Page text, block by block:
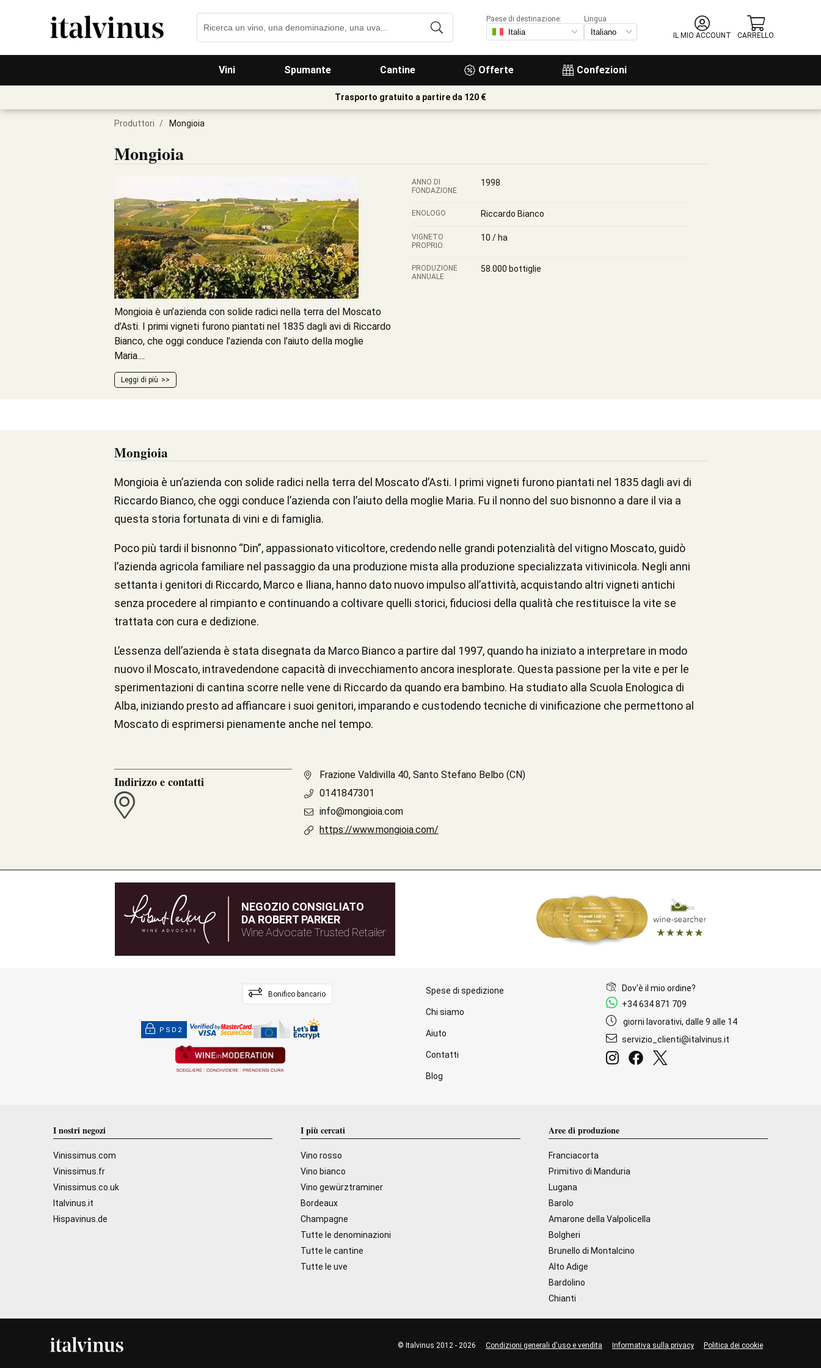
Vini Spumante Cantine Offerte Confezioni
Paese di destinazione:
Lingua
IL MIO ACCOUNT
CARRELLO
Trasporto gratuito a partire da 120 €
Produttori / Mongioia
Mongioia
Mongioia è un’azienda con solide radici nella terra del Moscato
d’Asti. I primi vigneti furono piantati nel 1835 dagli avi di Riccardo
Bianco, che oggi conduce l’azienda con l’aiuto della moglie
Maria....
Leggi di più
ANNO DI
FONDAZIONE
1998
ENOLOGO Riccardo Bianco
VIGNETO
PROPRIO:
10 / ha
PRODUZIONE
ANNUALE
58.000 bottiglie
Mongioia
Mongioia è un’azienda con solide radici nella terra del Moscato d’Asti. I primi vigneti furono piantati nel 1835 dagli avi di
Riccardo Bianco, che oggi conduce l’azienda con l’aiuto della moglie Maria. Fu il nonno del suo bisnonno a dare il via a
questa storia fortunata di vini e di famiglia.
Poco più tardi il bisnonno “Din”, appassionato viticoltore, credendo nelle grandi potenzialità del vitigno Moscato, guidò
l’azienda agricola familiare nel passaggio da una produzione mista alla produzione specializzata vitivinicola. Negli anni
settanta i genitori di Riccardo, Marco e Iliana, hanno dato nuovo impulso all’attività, acquistando altri vigneti antichi
senza procedere al rimpianto e continuando a coltivare quelli storici, fiduciosi della qualità che restituisce la vite se
trattata con cura e dedizione.
L’essenza dell’azienda è stata disegnata da Marco Bianco a partire dal 1997, quando ha iniziato a interpretare in modo
nuovo il Moscato, intravedendone capacità di invecchiamento ancora inesplorate. Questa passione per la vite e per le
sperimentazioni di cantina scorre nelle vene di Riccardo da quando era bambino. Ha studiato alla Scuola Enologica di
Alba, iniziando presto ad affiancare i suoi genitori, imparando e custodendo tecniche di vinificazione che permettono al
Moscato di esprimersi pienamente anche nel tempo.
Indirizzo e contatti
Frazione Valdivilla 40, Santo Stefano Belbo (CN)
0141847301
info@mongioia.com
https://www.mongioia.com/
NEGOZIO CONSIGLIATO
DA ROBERT PARKER
Wine Advocate Trusted Retailer
Bonifico bancario
PSD2
Spese di spedizione
Chi siamo
Aiuto
Contatti
Blog
Dov'è il mio ordine?
+34 634 871 709
giorni lavorativi, dalle 9 alle 14
servizio_clienti@italvinus.it
I nostri negozi
Vinissimus.com
Vinissimus.fr
Vinissimus.co.uk
Italvinus.it
Hispavinus.de
I più cercati
Vino rosso
Vino bianco
Vino gewürztraminer
Bordeaux
Champagne
Tutte le denominazioni
Tutte le cantine
Tutte le uve
Aree di produzione
Franciacorta
Primitivo di Manduria
Lugana
Barolo
Amarone della Valpolicella
Bolgheri
Brunello di Montalcino
Alto Adige
Bardolino
Chianti
© Italvinus 2012 - 2026 Condizioni generali d'uso e vendita Informativa sulla privacy Politica dei cookie